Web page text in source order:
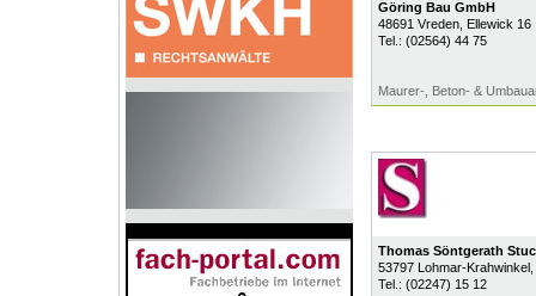
Göring Bau GmbH
48691 Vreden, Ellewick 16
Tel.: (02564) 44 75
Maurer-, Beton- &
Thomas Söntgerath
53797 Lohmar-Krahwinkel,
Tel.: (02247) 15 12